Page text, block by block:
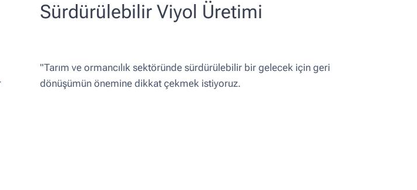
Sürdürülebilir Viyol Üretimi
"Tarım ve ormancılık sektöründe sürdürülebilir bir gelecek için geri
dönüşümün önemine dikkat çekmek istiyoruz.